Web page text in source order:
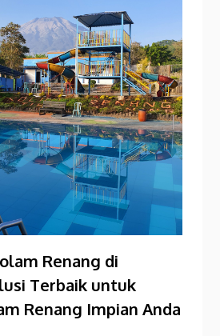
Renang di
Terbaik untuk
Renang Impian Anda